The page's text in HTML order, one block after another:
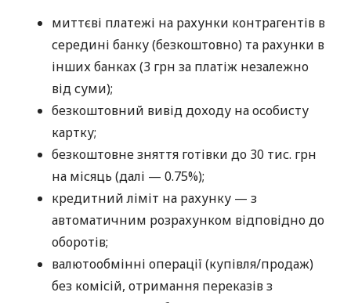
миттєві платежі на рахунки контрагентів в
середині банку (безкоштовно) та рахунки в
інших банках (3 грн за платіж незалежно
від суми);
безкоштовний вивід доходу на особисту
картку;
безкоштовне зняття готівки до 30 тис. грн
на місяць (далі — 0.75%);
кредитний ліміт на рахунку — з
автоматичним розрахунком відповідно до
оборотів;
валютообмінні операції (купівля/продаж)
без комісій, отримання переказів з